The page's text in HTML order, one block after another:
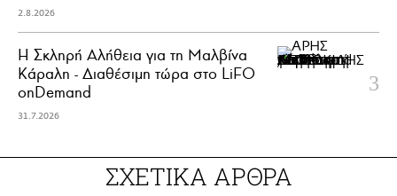
2.8.2026
Η Σκληρή Αλήθεια για τη Μαλβίνα
Κάραλη - Διαθέσιμη τώρα στo LiFO
onDemand
31.7.2026
ΣΧΕΤΙΚΑ ΑΡΘΡΑ